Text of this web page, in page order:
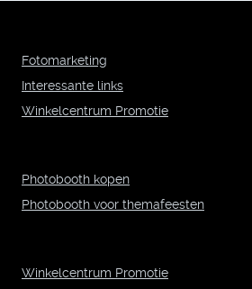
Fotomarketing
Interessante links
Winkelcentrum Promotie
Photobooth kopen
Photobooth voor themafeesten
Winkelcentrum Promotie